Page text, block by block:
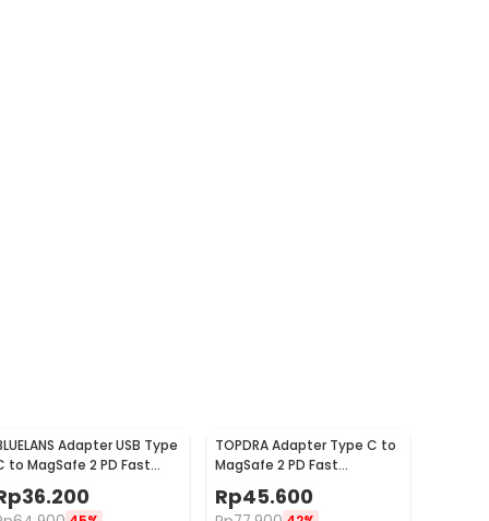
Adapter USB Type
to MagSafe 2 PD Fast
Charger MacBook 5A - BL-
36.200
TOPDRA Adapter Type C to
MagSafe 2 PD Fast
Charging MacBook 5A 100W
- TP10
Rp45.600